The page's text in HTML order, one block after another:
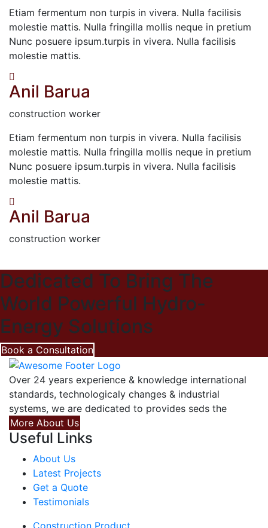
Etiam fermentum non turpis in vivera. Nulla facilisis
molestie mattis. Nulla fringilla mollis neque in pretium
Nunc posuere ipsum.turpis in vivera. Nulla facilisis
molestie mattis.
Anil Barua
construction worker
Etiam fermentum non turpis in vivera. Nulla facilisis
molestie mattis. Nulla fringilla mollis neque in pretium
Nunc posuere ipsum.turpis in vivera. Nulla facilisis
molestie mattis.
Anil Barua
construction worker
Dedicated To Bring The
World Powerful Hydro-
Energy Solutions
Book a Consultation
Over 24 years experience & knowledge international
standards, technologicaly changes & industrial
systems, we are dedicated to provides seds the
More About Us
Useful Links
About Us
Latest Projects
Get a Quote
Testimonials
Construction Product